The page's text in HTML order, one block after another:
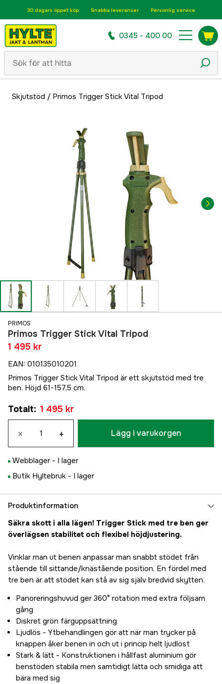
30 dagars öppet köp Snabba leveranser Personlig service
0345 - 400 00
Skjutstöd / Primos Trigger Stick Vital Tripod
PRIMOS
Primos Trigger Stick Vital Tripod
1 495 kr
EAN: 010135010201
Primos Trigger Stick Vital Tripod är ett skjutstöd med tre
ben. Höjd 61-157,5 cm.
Totalt: 1 495 kr
× + Lägg i varukorgen
Webblager - I lager
Butik Hyltebruk - I lager
Produktinformation
Säkra skott i alla lägen! Trigger Stick med tre ben ger
överlägsen stabilitet och flexibel höjdjustering.
Vinklar man ut benen anpassar man snabbt stödet från
stående till sittande/knästående position. En fördel med
tre ben är att stödet kan stå av sig själv bredvid skytten.
Panoreringshuvud ger 360° rotation med extra följsam
gång
Diskret grön färguppsättning
Ljudlös - Ytbehandlingen gör att när man trycker på
knappen åker benen in och ut i princip helt ljudlöst
Stark & lätt - Konstruktionen i hållfast aluminium gör
benstöden stabila men samtidigt lätta och smidiga att
bära med sig